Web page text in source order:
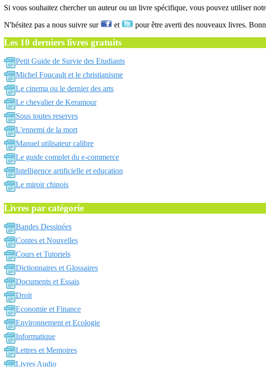
Si vous souhaitez chercher un auteur ou un livre spécifique, vous pouvez utiliser
N'hésitez pas a nous suivre sur et pour être averti des nouveaux livres.
Les 10 derniers livres gratuits
Petit Guide de Survie des Etudiants
Michel Foucault et le christianisme
Le cinema ou le dernier des arts
Le chevalier de Keramour
Sous toutes reserves
L'ennemi de la mort
Manuel utilisateur calibre
Le guide complet du e-commerce
Intelligence artificielle et education
Le miroir chinois
Livres par catégorie
Bandes Dessinées
Contes et Nouvelles
Cours et Tutoriels
Dictionnaires et Glossaires
Documents et Essais
Droit
Economie et Finance
Environnement et Ecologie
Informatique
Lettres et Memoires
Livres Audio